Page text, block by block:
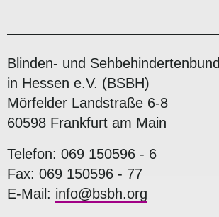
Blinden- und Sehbehindertenbund
in Hessen e.V. (BSBH)
Mörfelder Landstraße 6-8
60598 Frankfurt am Main
Telefon: 069 150596 - 6
Fax: 069 150596 - 77
E-Mail: info@bsbh.org